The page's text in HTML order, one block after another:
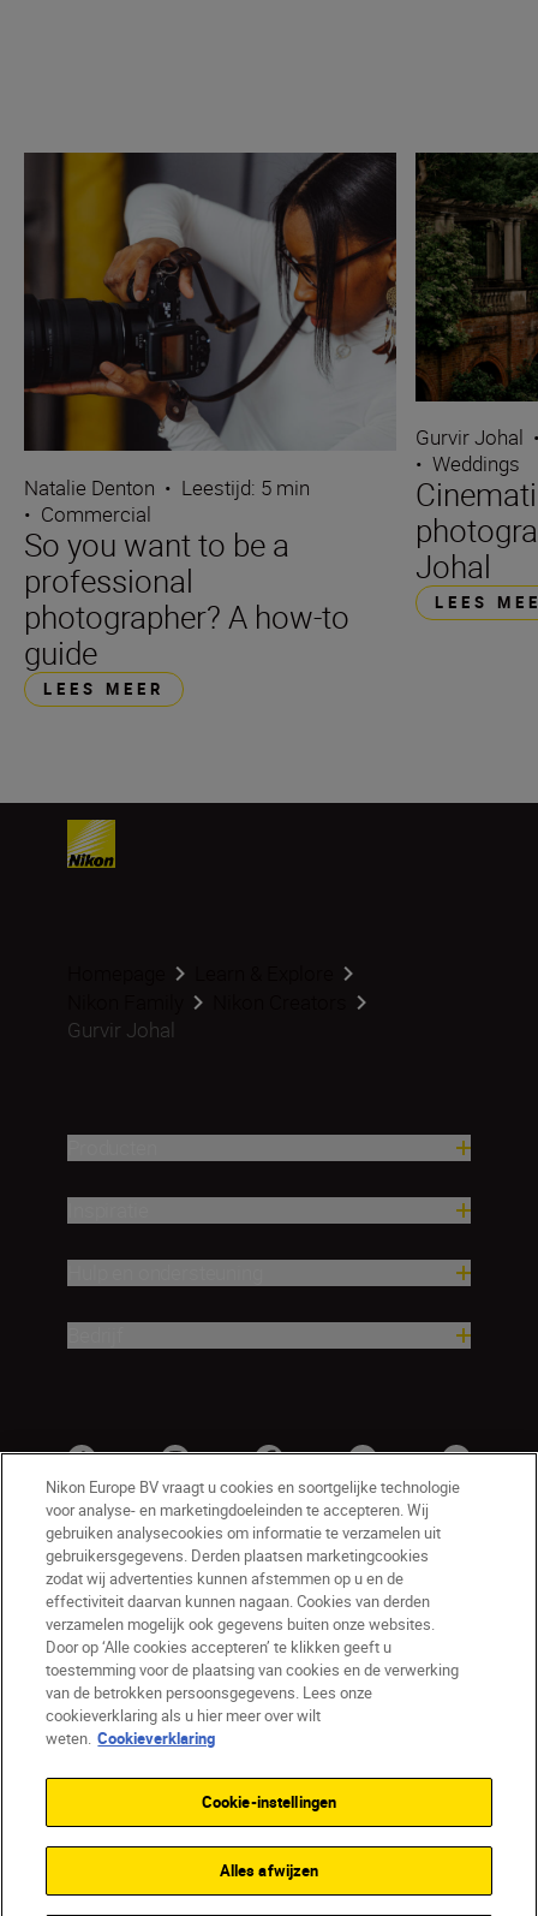
Natalie Denton • Leestijd: 5 min
• Commercial
So you want to be a
professional
photographer? A how-to
guide
LEES MEER
Gurvir Johal
• Weddings
Johal
LEES
Gurvir Johal
BE(nl) Nikon Sites
Contact opnemen
Privacyverklaring
Gebruiksvoorwaarden
Nikon Store - Algemene voorwaarden
Cookieverklaring
Toegankelijkheid
Cookie-instellingen
Nikon Europe BV vraagt u cookies en soortgelijke technologie
voor analyse- en marketingdoeleinden te accepteren. Wij
gebruiken analysecookies om informatie te verzamelen uit
gebruikersgegevens. Derden plaatsen marketingcookies
zodat wij advertenties kunnen afstemmen op u en de
effectiviteit daarvan kunnen nagaan. Cookies van derden
verzamelen mogelijk ook gegevens buiten onze websites.
Door op ‘Alle cookies accepteren’ te klikken geeft u
toestemming voor de plaatsing van cookies en de verwerking
van de betrokken persoonsgegevens. Lees onze
cookieverklaring als u hier meer over wilt
weten. Cookieverklaring
Cookie-instellingen
Alles afwijzen